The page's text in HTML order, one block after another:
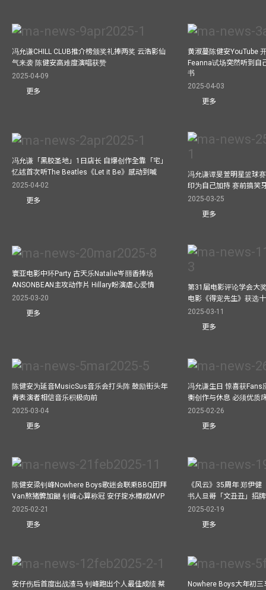
冯允谦CHILL CLUB推介榜颁奖礼捧两奖 云浩影仙
气来袭 陈健安高难度演唱获赞
2025-04-09
更多
黄淑蔓陈健安YouTube
Feanna试场突然听到自
书
2025-04-03
更多
冯允谦「黑胶圣地」1日店长 自爆创作全靠「宅」
忆述首次听The Beatles《Let it Be》感动到喊
2025-04-02
更多
冯允谦谭旻萱明星篮球
印为自己加持 赛前搞笑
2025-03-25
更多
寰亚电影中环Party 古天乐Natalie岑丽香捧场
ANSONBEAN主攻动作片 Hillary盼演虐心爱情
2025-03-20
更多
第31届电影评论学会大
电影《得宠先生》获选
2025-03-11
更多
陈健安为延音MusicSus音乐会打头阵 鼓励街头年
青表演者相信音乐积极向前
2025-03-04
更多
冯允谦生日 惊喜获Fans
衡创作与休息 必须优质
2025-02-26
更多
陈健安梁钊峰Nowhere Boys歌迷会联乘BBQ团拜
Van熬猪髀加餸 钊峰心算称冠 安仔掟水樽成MVP
2025-02-21
更多
《风云》35周年 郑伊
书人旦哥「文丑丑」招
2025-02-19
更多
安仔伤后首度出战渣马 钊峰跑出个人最佳成绩 蔡
Nowhere Boys大年初